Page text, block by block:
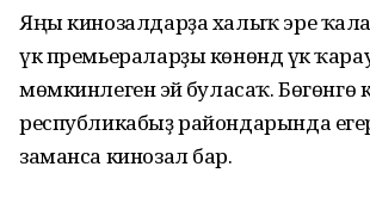
Яңы кинозалдарҙа халыҡ эре
үк премьераларҙы көнөндә үк
мөмкинлегенә эйә буласаҡ. Бөгөнгө
республикабыҙ райондарында
заманса кинозал бар.